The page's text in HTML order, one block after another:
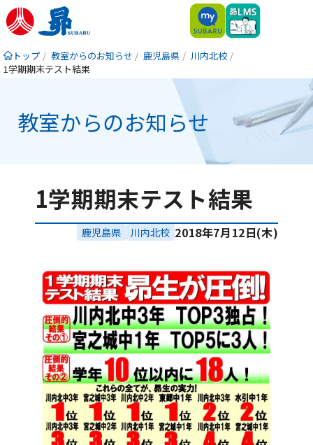
トップ 教室からのお知らせ 鹿児島県
川内北校
1学期期末テスト結果
教室からのお知らせ
1学期期末テスト結果
鹿児島県 川内北校 2018年7月12日(木)